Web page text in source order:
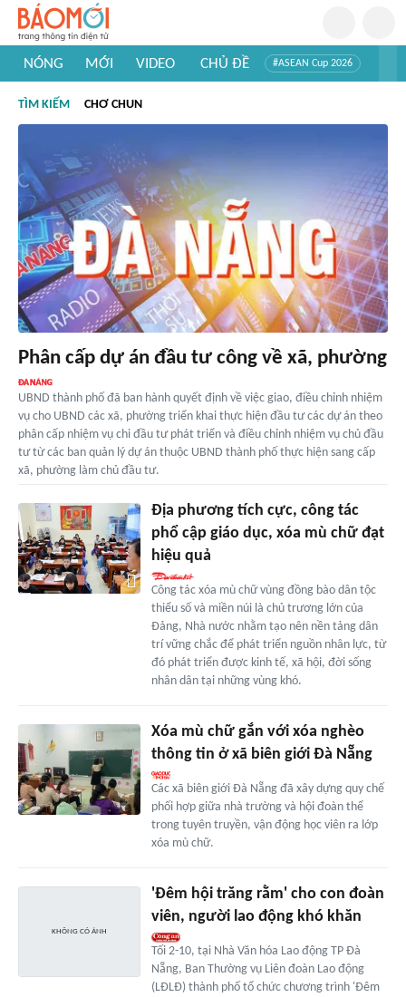
NÓNG MỚI VIDEO CHỦ ĐỀ #ASEAN Cup 2026
#Khám phá thế giới
TÌM KIẾM CHƠ CHUN
Phân cấp dự án đầu tư công về xã, phường
UBND thành phố đã ban hành quyết định về việc giao, điều chỉnh nhiệm
vụ cho UBND các xã, phường triển khai thực hiện đầu tư các dự án theo
phân cấp nhiệm vụ chi đầu tư phát triển và điều chỉnh nhiệm vụ chủ đầu
tư từ các ban quản lý dự án thuộc UBND thành phố thực hiện sang cấp
xã, phường làm chủ đầu tư.
Địa phương tích cực, công tác
phổ cập giáo dục, xóa mù chữ đạt
hiệu quả
Công tác xóa mù chữ vùng đồng bào dân tộc
thiểu số và miền núi là chủ trương lớn của
Đảng, Nhà nước nhằm tạo nên nền tảng dân
trí vững chắc để phát triển nguồn nhân lực, từ
đó phát triển được kinh tế, xã hội, đời sống
nhân dân tại những vùng khó.
Xóa mù chữ gắn với xóa nghèo
thông tin ở xã biên giới Đà Nẵng
Các xã biên giới Đà Nẵng đã xây dựng quy chế
phối hợp giữa nhà trường và hội đoàn thể
trong tuyên truyền, vận động học viên ra lớp
xóa mù chữ.
'Đêm hội trăng rằm' cho con đoàn
viên, người lao động khó khăn
Tối 2-10, tại Nhà Văn hóa Lao động TP Đà
Nẵng, Ban Thường vụ Liên đoàn Lao động
(LĐLĐ) thành phố tổ chức chương trình 'Đêm